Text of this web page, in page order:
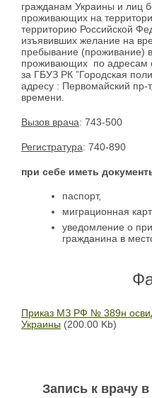
гражданам Украины и лиц
проживающих на
территорию Российской
изъявивших желание на
пребывание (проживание)
проживающих по адресам
за ГБУЗ РК ”Городская
адресу : Первомайский пр-
времени.
Вызов врача: 743-500
Регистратура: 740-890
при себе иметь
паспорт,
миграционная
уведомление о
гражданина в
Приказ МЗ РФ № 389н
Украины (200.00 Kb)
Запись к врачу в